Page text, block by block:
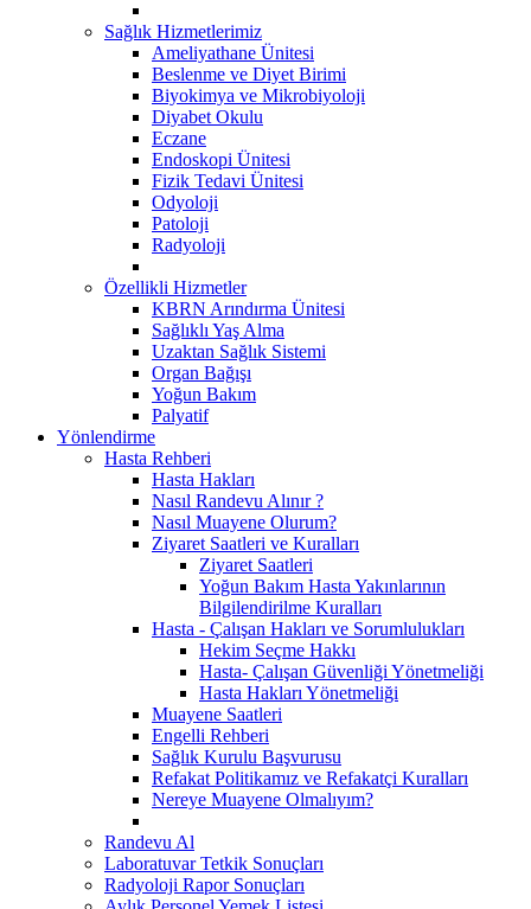
Sağlık Hizmetlerimiz
Ameliyathane Ünitesi
Beslenme ve Diyet Birimi
Biyokimya ve Mikrobiyoloji
Diyabet Okulu
Eczane
Endoskopi Ünitesi
​Fizik Tedavi Ünitesi
Odyoloji
Patoloji
Radyoloji
Özellikli Hizmetler
KBRN Arındırma Ünitesi
Sağlıklı Yaş Alma
Uzaktan Sağlık Sistemi
Organ Bağışı
Yoğun Bakım
Palyatif
Yönlendirme
Hasta Rehberi
Hasta Hakları
Nasıl Randevu Alınır ?
Nasıl Muayene Olurum?
Ziyaret Saatleri ve Kuralları
Ziyaret Saatleri
Yoğun Bakım Hasta Yakınlarının
Bilgilendirilme Kuralları
Hasta - Çalışan Hakları ve Sorumlulukları
Hekim Seçme Hakkı
Hasta- Çalışan Güvenliği Yönetmeliği
Hasta Hakları Yönetmeliği
Muayene Saatleri
Engelli Rehberi
Sağlık Kurulu Başvurusu
Refakat Politikamız ve Refakatçi Kuralları
Nereye Muayene Olmalıyım?
Randevu Al
Laboratuvar Tetkik Sonuçları
Radyoloji Rapor Sonuçları